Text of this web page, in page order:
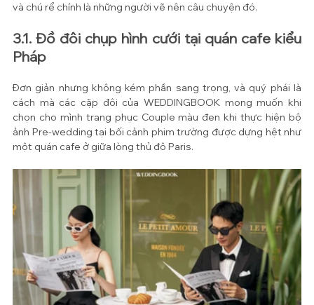
và chú rể chính là những người vẽ nên câu chuyện đó.
3.1. Đồ đôi chụp hình cưới tại quán cafe kiểu
Pháp
Đơn giản nhưng không kém phần sang trọng, và quý phái là
cách mà các cặp đôi của WEDDINGBOOK mong muốn khi
chọn cho mình trang phục Couple màu đen khi thực hiện bộ
ảnh Pre-wedding tại bối cảnh phim trường được dựng hệt như
một quán cafe ở giữa lòng thủ đô Paris.